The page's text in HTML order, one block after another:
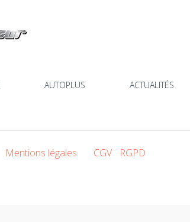
AUTOPLUS ACTUALITÉS
Mentions légales CGV RGPD